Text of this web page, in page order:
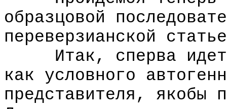
образцовой
переверзианской
Итак, сперва идет
как условного
представителя, якобы